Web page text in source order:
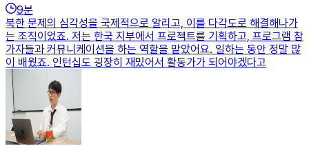
9분
북한 문제의 심각성을 국제적으로 알리고, 이를 다각도로 해결해나가
는 조직이었죠. 저는 한국 지부에서 프로젝트를 기획하고, 프로그램 참
가자들과 커뮤니케이션을 하는 역할을 맡았어요. 일하는 동안 정말 많
이 배웠죠. 인턴십도 굉장히 재밌어서 활동가가 되어야겠다고